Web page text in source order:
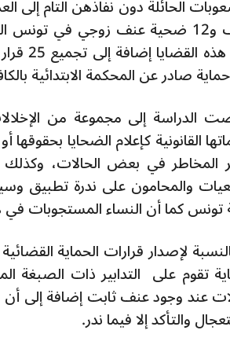
الكاف و12 ضحية عنف زوجي في
صادر عن المحكمة الابتدائية
الدراسة إلى مجموعة من
القانونية كإعلام الضحايا
المخاطر في بعض الحالات،
والمحامون على ندرة تطبيق
تونس كما أن النساء المستجوبات
لإصدار قرارات الحماية
تقوم على التدابير ذات
عند وجود عنف ثابت إضافة إلى
والتأكد إلا فيما ندر.